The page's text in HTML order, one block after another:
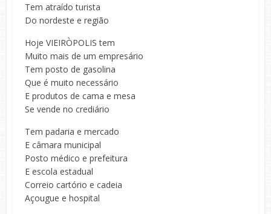
Tem atraído turista
Do nordeste e região
Hoje VIEIRÒPOLIS tem
Muito mais de um empresário
Tem posto de gasolina
Que é muito necessário
E produtos de cama e mesa
Se vende no crediário
Tem padaria e mercado
E câmara municipal
Posto médico e prefeitura
E escola estadual
Correio cartório e cadeia
Açougue e hospital